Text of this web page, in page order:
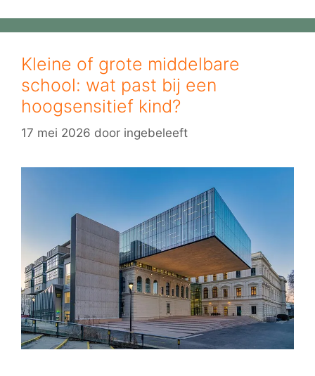
Kleine of grote middelbare
school: wat past bij een
hoogsensitief kind?
17 mei 2026 door ingebeleeft